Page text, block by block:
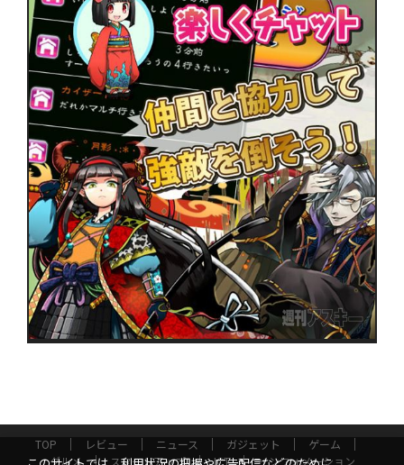
TOP レビュー ニュース ガジェット
ゲーム
グルメ
スタートアップ ICT インフォメーション